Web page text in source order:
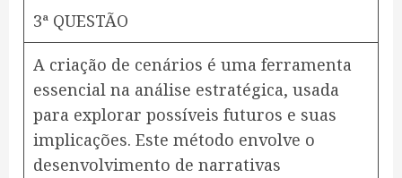
3ª QUESTÃO
A criação de cenários é uma ferramenta
essencial na análise estratégica, usada
para explorar possíveis futuros e suas
implicações. Este método envolve o
desenvolvimento de narrativas